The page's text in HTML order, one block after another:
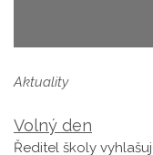
Aktuality
Volný den
Ředitel školy